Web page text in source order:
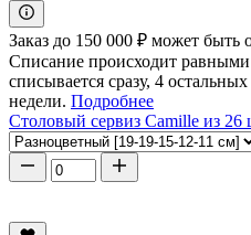
Заказ до 150 000 ₽ может быть
Списание происходит
списывается сразу, 4
недели. Подробнее
Столовый сервиз Camille из 26